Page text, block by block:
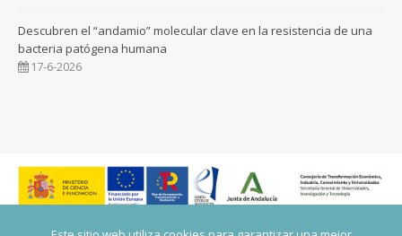
Descubren el “andamio” molecular clave en la resistencia de una
bacteria patógena humana
17-6-2026